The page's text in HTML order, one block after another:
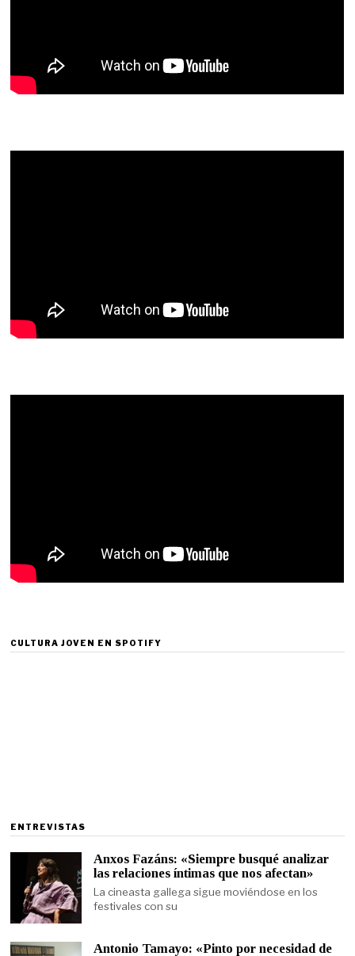
CULTURA JOVEN EN SPOTIFY
ENTREVISTAS
Anxos Fazáns: «Siempre busqué analizar
las relaciones íntimas que nos afectan»
La cineasta gallega sigue moviéndose en los
festivales con su
Antonio Tamayo: «Pinto por necesidad de